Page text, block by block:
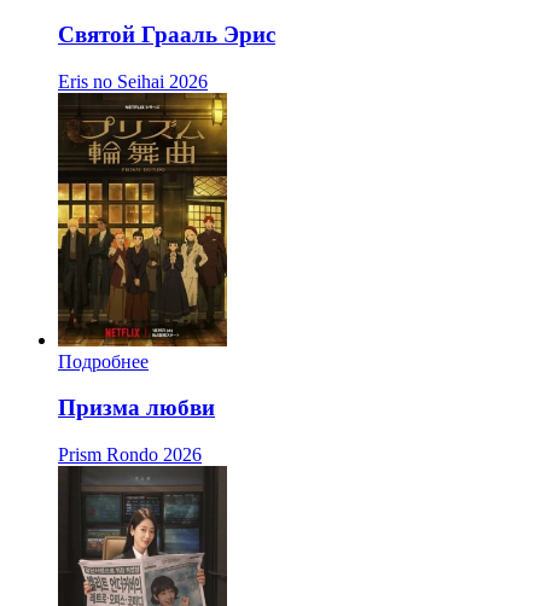
Святой Грааль Эрис
Eris no Seihai 2026
Подробнее
Призма любви
Prism Rondo 2026